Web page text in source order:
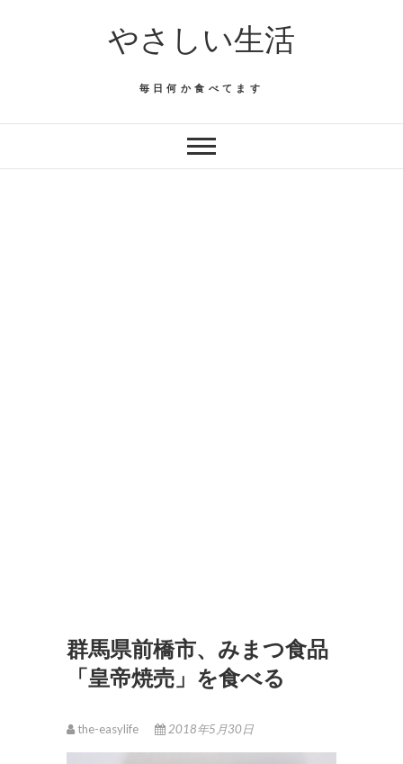
やさしい生活
毎日何か食べてます
群馬県前橋市、みまつ食品
「皇帝焼売」を食べる
the-easylife 2018年5月30日